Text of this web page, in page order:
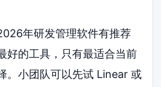
年研发管理软件有推荐
好的工具，只有最适合当前
。小团队可以先试 Linear 或